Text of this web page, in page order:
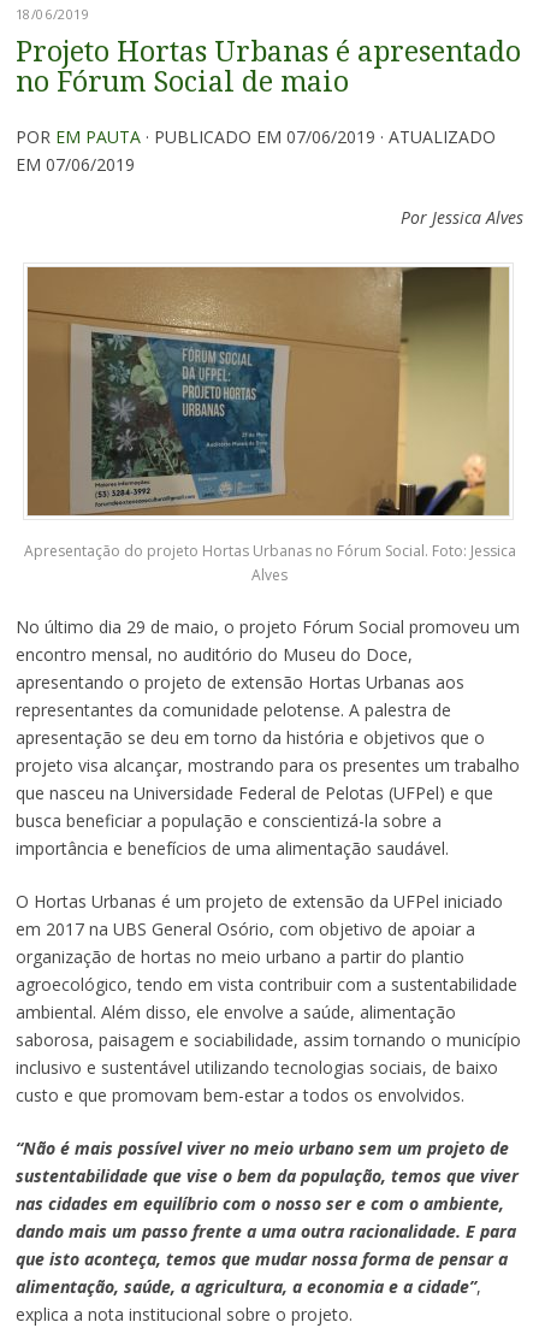
18/06/2019
Projeto Hortas Urbanas é apresentado
no Fórum Social de maio
POR EM PAUTA · PUBLICADO EM 07/06/2019 · ATUALIZADO
EM 07/06/2019
Por Jessica Alves
Apresentação do projeto Hortas Urbanas no Fórum Social. Foto: Jessica
Alves
No último dia 29 de maio, o projeto Fórum Social promoveu um
encontro mensal, no auditório do Museu do Doce,
apresentando o projeto de extensão Hortas Urbanas aos
representantes da comunidade pelotense. A palestra de
apresentação se deu em torno da história e objetivos que o
projeto visa alcançar, mostrando para os presentes um trabalho
que nasceu na Universidade Federal de Pelotas (UFPel) e que
busca beneficiar a população e conscientizá-la sobre a
importância e benefícios de uma alimentação saudável.
O Hortas Urbanas é um projeto de extensão da UFPel iniciado
em 2017 na UBS General Osório, com objetivo de apoiar a
organização de hortas no meio urbano a partir do plantio
agroecológico, tendo em vista contribuir com a sustentabilidade
ambiental. Além disso, ele envolve a saúde, alimentação
saborosa, paisagem e sociabilidade, assim tornando o município
inclusivo e sustentável utilizando tecnologias sociais, de baixo
custo e que promovam bem-estar a todos os envolvidos.
“Não é mais possível viver no meio urbano sem um projeto de
sustentabilidade que vise o bem da população, temos que viver
nas cidades em equilíbrio com o nosso ser e com o ambiente,
dando mais um passo frente a uma outra racionalidade. E para
que isto aconteça, temos que mudar nossa forma de pensar a
alimentação, saúde, a agricultura, a economia e a cidade”,
explica a nota institucional sobre o projeto.